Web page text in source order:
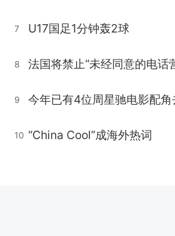
7 U17国足1分钟轰2球
8 法国将禁止“未经同意的电话
9 今年已有4位周星驰电影配角
10 “China Cool”成海外热词